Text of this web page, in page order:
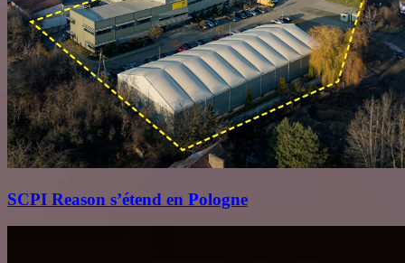
SCPI Reason s’étend en Pologne